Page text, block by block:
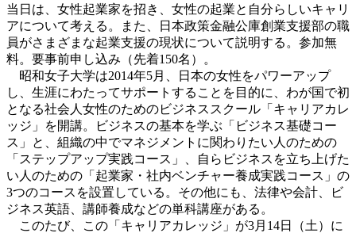
当日は、女性起業家を招き、女性の起業と自分らしいキャリ
アについて考える。また、日本政策金融公庫創業支援部の職
員がさまざまな起業支援の現状について説明する。参加無
料。要事前申し込み（先着150名）。
昭和女子大学は2014年5月、日本の女性をパワーアップ
し、生涯にわたってサポートすることを目的に、わが国で初
となる社会人女性のためのビジネススクール「キャリアカレ
ッジ」を開講。ビジネスの基本を学ぶ「ビジネス基礎コー
ス」と、組織の中でマネジメントに関わりたい人のための
「ステップアップ実践コース」、自らビジネスを立ち上げた
い人のための「起業家・社内ベンチャー養成実践コース」の
3つのコースを設置している。その他にも、法律や会計、ビ
ジネス英語、講師養成などの単科講座がある。
このたび、この「キャリアカレッジ」が3月14日（土）に